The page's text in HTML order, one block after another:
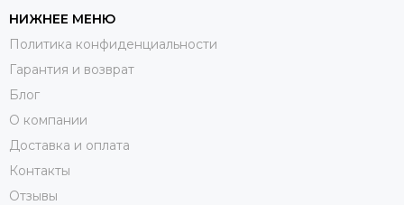
НИЖНЕЕ МЕНЮ
Политика конфиденциальности
Гарантия и возврат
Блог
О компании
Доставка и оплата
Контакты
Отзывы